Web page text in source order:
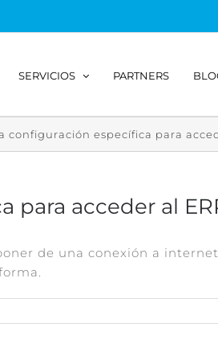
SERVICIOS PARTNERS
configuración específica para
para acceder al
de una conexión a